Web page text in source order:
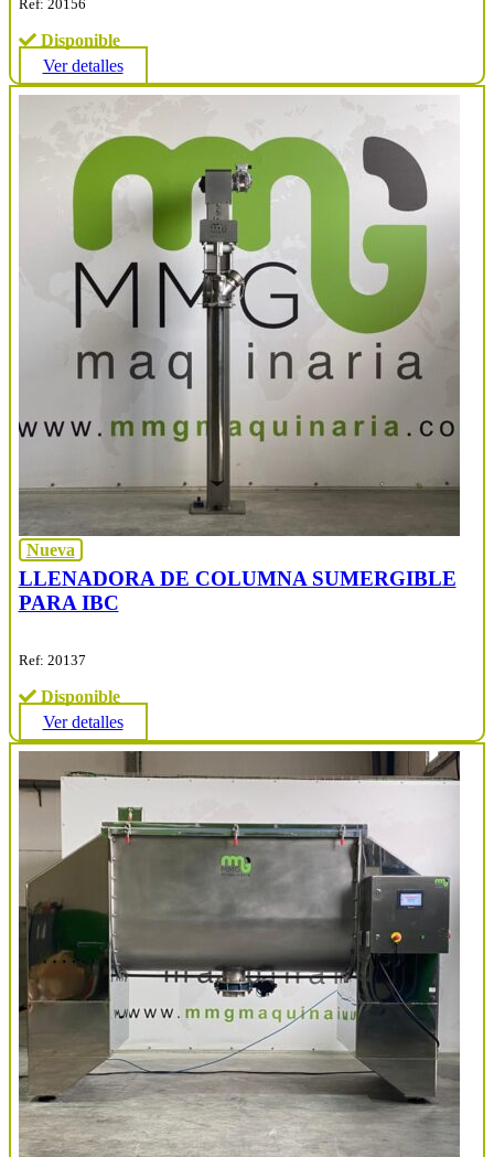
Ref: 20156
Disponible
Ver detalles
Nueva
LLENADORA DE COLUMNA SUMERGIBLE
PARA IBC
Ref: 20137
Disponible
Ver detalles